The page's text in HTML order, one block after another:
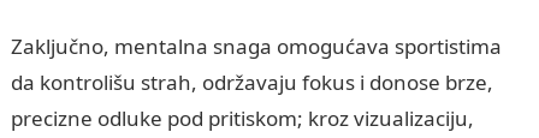
Zaključno, mentalna snaga omogućava sportistima
da kontrolišu strah, održavaju fokus i donose brze,
precizne odluke pod pritiskom; kroz vizualizaciju,